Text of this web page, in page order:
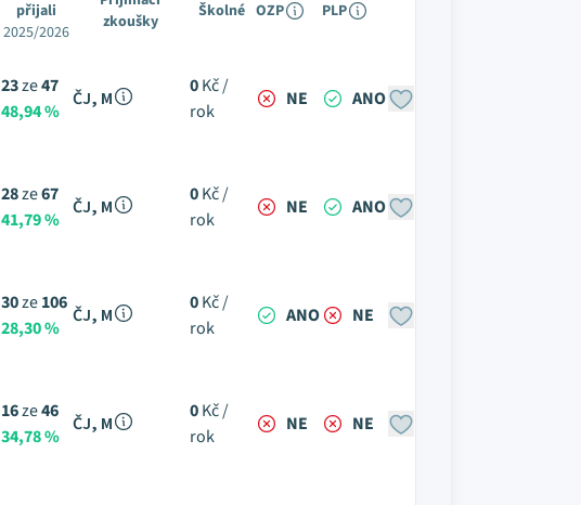
přijali
2025/2026
zkoušky
Školné OZP PLP
23ze47
48,94 %
ČJ, M
0Kč /
rok
NE ANO
28ze67
41,79 %
ČJ, M
0Kč /
rok
NE ANO
30ze106
28,30 %
ČJ, M
0Kč /
rok
ANO NE
16ze46
34,78 %
ČJ, M
0Kč /
rok
NE NE